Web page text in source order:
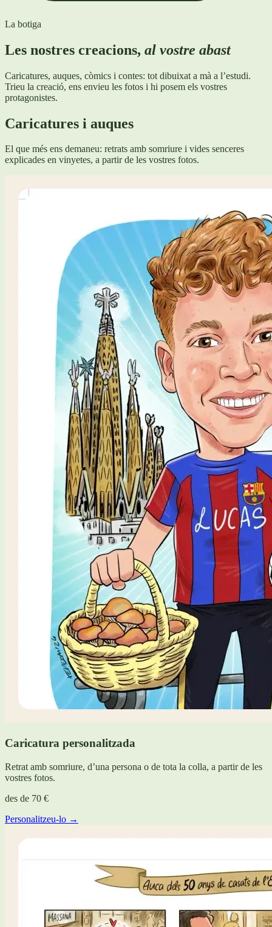
La botiga
Les nostres creacions, al vostre abast
Caricatures, auques, còmics i contes: tot dibuixat a mà a l’estudi.
Trieu la creació, ens envieu les fotos i hi posem els vostres
protagonistes.
Caricatures i auques
El que més ens demaneu: retrats amb somriure i vides senceres
explicades en vinyetes, a partir de les vostres fotos.
Caricatura personalitzada
Retrat amb somriure, d’una persona o de tota la colla, a partir de les
vostres fotos.
des de 70 €
Personalitzeu-lo →